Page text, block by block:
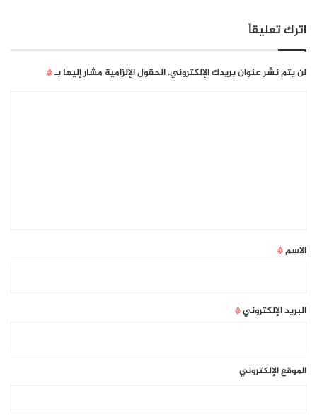
اترك تعليقاً
لن يتم نشر عنوان بريدك الإلكتروني.الحقول الإلزامية مشار إليها بـ*
*
الاسم*
البريد الإلكتروني*
الموقع الإلكتروني